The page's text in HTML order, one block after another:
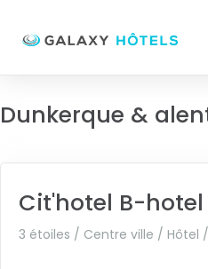
Dunkerque &
Cit'hotel B-hotel
3 étoiles / Centre ville / Hôtel /